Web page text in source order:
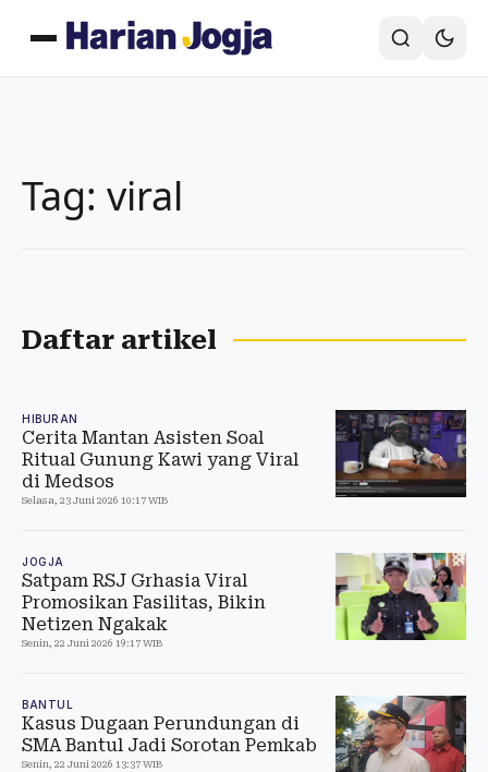
Tag: viral
Daftar artikel
HIBURAN
Cerita Mantan Asisten Soal
Ritual Gunung Kawi yang Viral
di Medsos
Selasa, 23 Juni 2026 10:17 WIB
JOGJA
Satpam RSJ Grhasia Viral
Promosikan Fasilitas, Bikin
Netizen Ngakak
Senin, 22 Juni 2026 19:17 WIB
BANTUL
Kasus Dugaan Perundungan di
SMA Bantul Jadi Sorotan Pemkab
Senin, 22 Juni 2026 13:37 WIB